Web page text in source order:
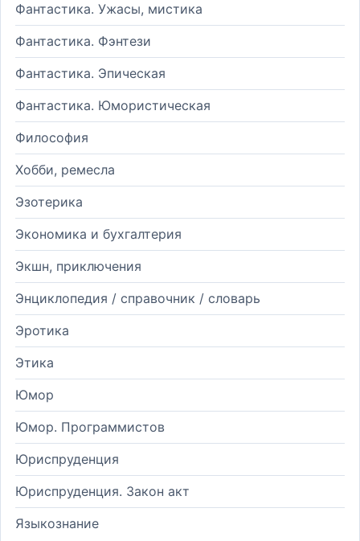
Фантастика. Ужасы, мистика
Фантастика. Фэнтези
Фантастика. Эпическая
Фантастика. Юмористическая
Философия
Хобби, ремесла
Эзотерика
Экономика и бухгалтерия
Экшн, приключения
Энциклопедия / справочник / словарь
Эротика
Этика
Юмор
Юмор. Программистов
Юриспруденция
Юриспруденция. Закон акт
Языкознание